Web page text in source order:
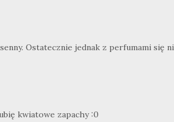
Ostatecznie jednak z perfumami się
kwiatowe zapachy :0